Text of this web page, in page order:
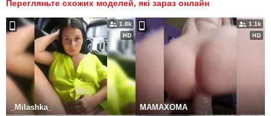
Перегляньте схожих моделей, які зараз онлайн
1.8k
_Milashka_
1.1k
MAMAXOMA